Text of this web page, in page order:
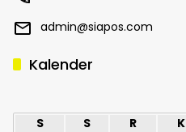
admin@siapos.com
Kalender
S
S R K